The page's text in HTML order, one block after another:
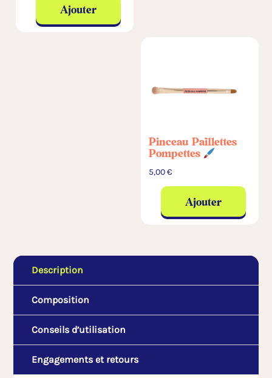
Ajouter
Pinceau Paillettes
Pompettes
5,00€
Ajouter
Description
Composition
Conseils d’utilisation
Engagements et retours